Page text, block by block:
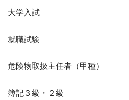
大学入試
就職試験
危険物取扱主任者（甲種）
簿記３級・２級